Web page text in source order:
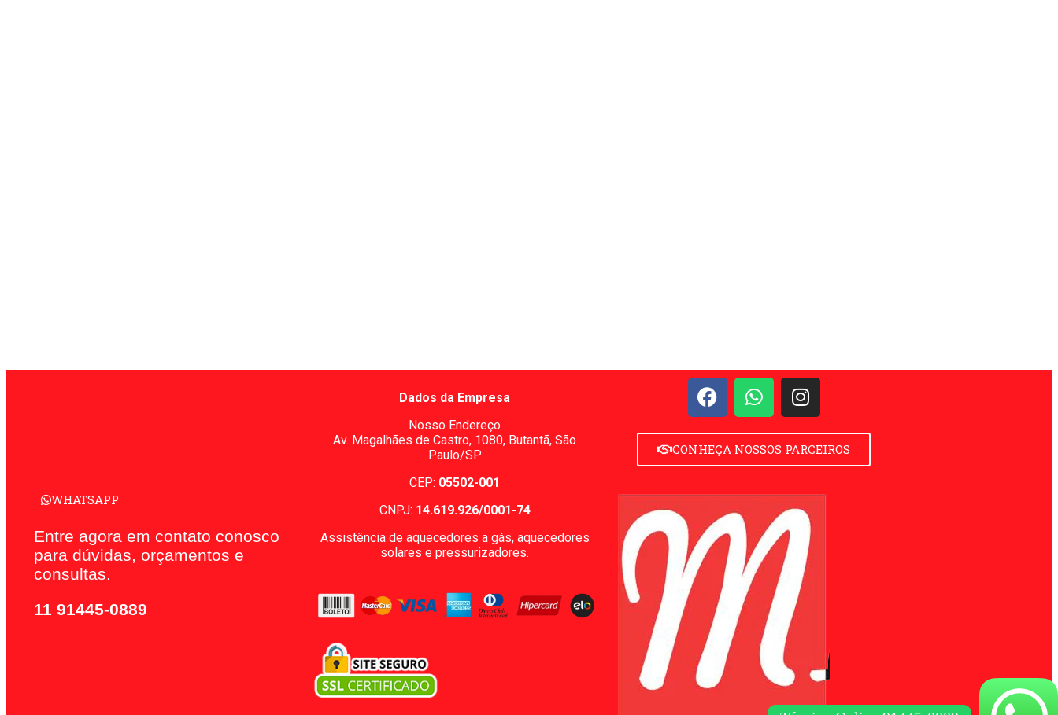
WHATSAPP
Entre agora em contato conosco
para dúvidas, orçamentos e
consultas.
11 91445-0889
Dados da Empresa
Nosso Endereço
Av. Magalhães de Castro, 1080, Butantã, São
Paulo/SP
CEP: 05502-001
CNPJ: 14.619.926/0001-74
Assistência de aquecedores a gás, aquecedores
solares e pressurizadores.
CONHEÇA NOSSOS PARCEIROS